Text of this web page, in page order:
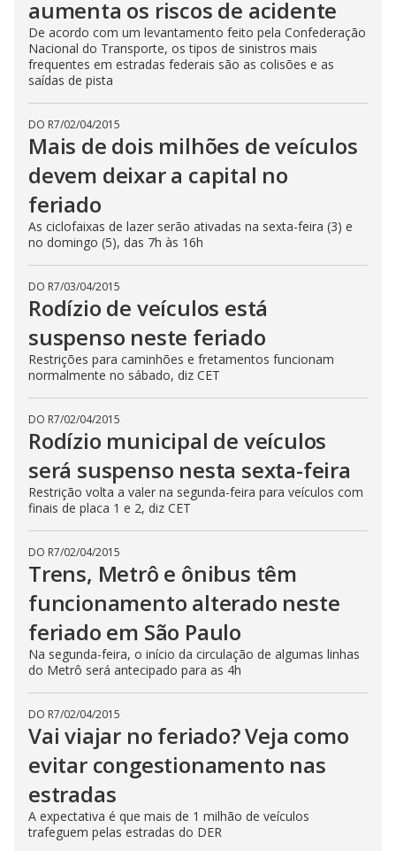
aumenta os riscos de acidente
De acordo com um levantamento feito pela Confederação
Nacional do Transporte, os tipos de sinistros mais
frequentes em estradas federais são as colisões e as
saídas de pista
DO R7/02/04/2015
Mais de dois milhões de veículos
devem deixar a capital no
feriado
As ciclofaixas de lazer serão ativadas na sexta-feira (3) e
no domingo (5), das 7h às 16h
DO R7/03/04/2015
Rodízio de veículos está
suspenso neste feriado
Restrições para caminhões e fretamentos funcionam
normalmente no sábado, diz CET
DO R7/02/04/2015
Rodízio municipal de veículos
será suspenso nesta sexta-feira
Restrição volta a valer na segunda-feira para veículos com
finais de placa 1 e 2, diz CET
DO R7/02/04/2015
Trens, Metrô e ônibus têm
funcionamento alterado neste
feriado em São Paulo
Na segunda-feira, o início da circulação de algumas linhas
do Metrô será antecipado para as 4h
DO R7/02/04/2015
Vai viajar no feriado? Veja como
evitar congestionamento nas
estradas
A expectativa é que mais de 1 milhão de veículos
trafeguem pelas estradas do DER